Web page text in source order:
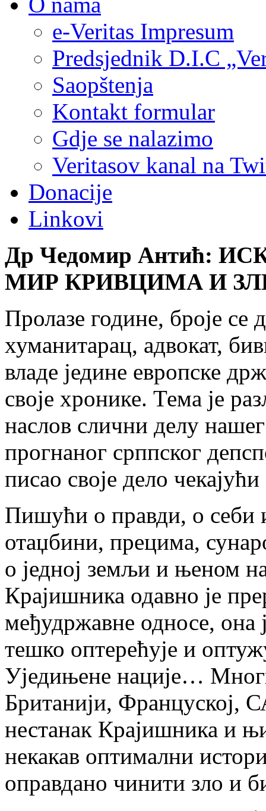
e-Veritas Impresum
Predsjednik D.I.C
Saopštenja
Kontakt formular
Gdje se nalazimo
Veritasov kanal na
Donacije
Linkovi
Др Чедомир Антић:
МИР КРИВЦИМА И
Пролазе године, броје
хуманитарац, адвокат,
владе једине европске
своје хронике. Тема је
наслов слични делу
прогнаног срппског
писао своје дело
Пишући о правди, о себи
отаџбини, прецима,
о једној земљи и њеном
Крајишника одавно је
међудржавне односе, она
тешко оптерећује и
Уједињене нације…
Британији, Француској,
нестанак Крајишника и
некакав оптимални
оправдано чинити зло и